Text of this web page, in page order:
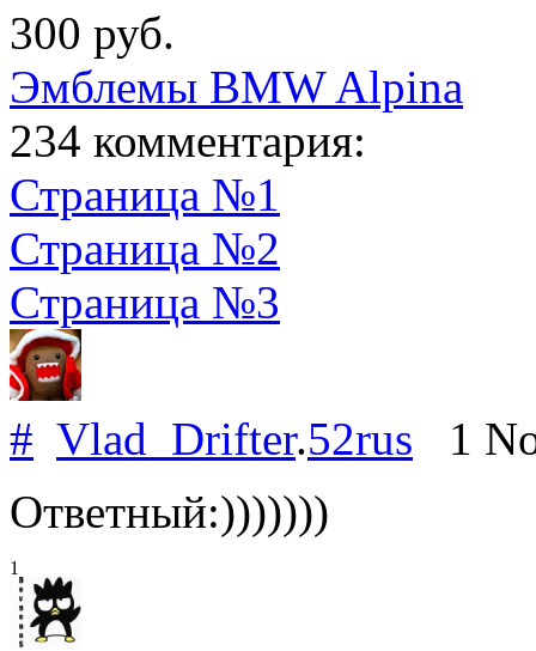
300 руб.
Эмблемы BMW Alpina
234 комментария:
Страница №1
Страница №2
Страница №3
# Vlad_Drifter.52rus 1
Ответный:)))))))
1